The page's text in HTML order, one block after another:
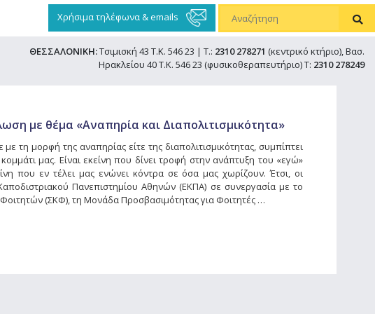
Χρήσιμα τηλέφωνα & emails
ΘΕΣΣΑΛΟΝΙΚΗ:Τσιμισκή 43 Τ.Κ. 546 23 | Τ.: 2310 278271 (κεντρικό κτήριο), Βασ.
Ηρακλείου 40 Τ.Κ. 546 23 (φυσικοθεραπευτήριο) Τ: 2310 278249
με θέμα «Αναπηρία και Διαπολιτισμικότητα»
με τη μορφή της αναπηρίας είτε της διαπολιτισμικότητας, συμπίπτει
μας. Είναι εκείνη που δίνει τροφή στην ανάπτυξη του «εγώ»
που εν τέλει μας ενώνει κόντρα σε όσα μας χωρίζουν. Έτσι, οι
Πανεπιστημίου Αθηνών (ΕΚΠΑ) σε συνεργασία με το
(ΣΚΦ), τη Μονάδα Προσβασιμότητας για Φοιτητές …